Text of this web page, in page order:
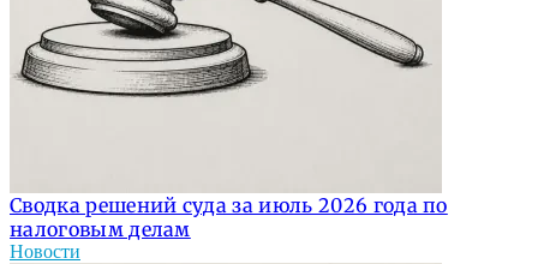
Сводка решений суда за июль 2026 года по
налоговым делам
Новости